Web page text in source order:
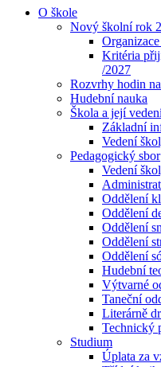
O škole
Nový školní rok
Kritéria
/2027
Rozvrhy hodin
Hudební nauka
Škola a její
Základní
Vedení
Pedagogický sbor
Vedení
Oddělení
Oddělení
Oddělení
Oddělení
Oddělení
Hudební
Výtvarné
Taneční
Literárně
Technický
Studium
Úplata za